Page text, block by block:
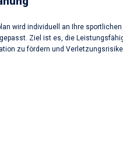
wird individuell an Ihre sportlichen
Ziel ist es, die
zu fördern und